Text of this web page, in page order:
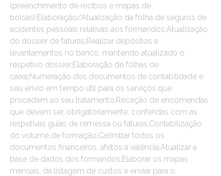
(preenchimento de recibos e mapas de
bolsas);Elaboração/Atualização da folha de seguros de
acidentes pessoais relativas aos formandos;Atualização
do dossier de faturas;Realizar depósitos e
levantamentos no banco, mantendo atualizado o
respetivo dossier;Elaboração de folhas de
caixa;Numeração dos documentos de contabilidade e
seu envio em tempo útil para os serviços que
procedem ao seu tratamento;Receção de encomendas
que devem ser, obrigatoriamente, conferidas com as
respetivas guias de remessa ou faturas;Contabilização
do volume de formação;Carimbar todos os
documentos financeiros, afetos à valência;Atualizar a
base de dados dos formandos;Elaborar os mapas
mensais, da listagem de custos e enviar para o